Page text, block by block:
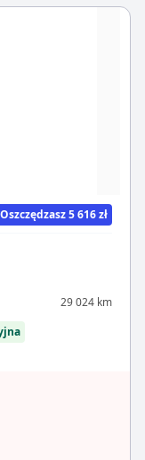
Oszczędzasz 5 616 zł
29 024 km